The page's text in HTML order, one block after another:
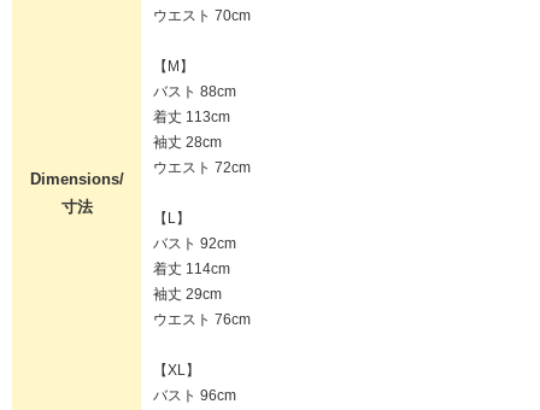
Dimensions/
寸法
ウエスト 70cm
【M】
バスト 88cm
着丈 113cm
袖丈 28cm
ウエスト 72cm
【L】
バスト 92cm
着丈 114cm
袖丈 29cm
ウエスト 76cm
【XL】
バスト 96cm